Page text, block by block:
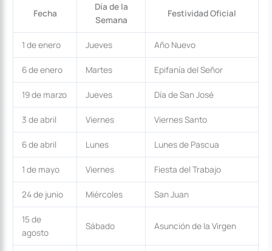
Fecha
Día de la
Semana
Festividad Oficial
1 de enero Jueves Año Nuevo
6 de enero Martes Epifanía del Señor
19 de marzo Jueves Día de San José
3 de abril Viernes Viernes Santo
6 de abril Lunes Lunes de Pascua
1 de mayo Viernes Fiesta del Trabajo
24 de junio Miércoles San Juan
15 de
agosto
Sábado Asunción de la Virgen